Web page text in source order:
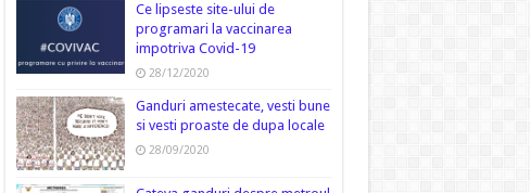
Ce lipseste site-ului de
programari la vaccinarea
impotriva Covid-19
28/12/2020
Ganduri amestecate, vesti bune
si vesti proaste de dupa locale
28/09/2020